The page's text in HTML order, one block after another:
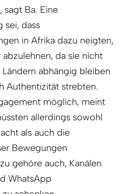
sagt Ba. Eine
sei, dass
in Afrika dazu neigten,
da sie nicht
abhängig bleiben
Authentizität strebten.
möglich, meint
allerdings sowohl
als auch die
Bewegungen
gehöre auch, Kanälen
WhatsApp